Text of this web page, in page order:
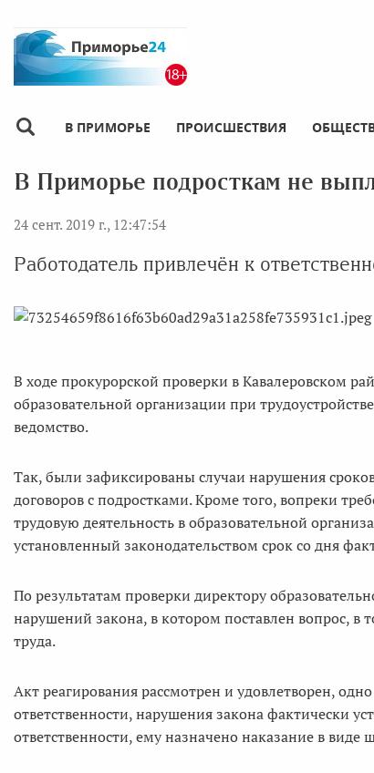
В ПРИМОРЬЕ ПРОИСШЕСТВИЯ
В Приморье подросткам не
24 сент. 2019 г., 12:47:54
Работодатель привлечён к
В ходе прокурорской проверки в Кавалеровском
образовательной организации при
ведомство.
Так, были зафиксированы случаи нарушения
договоров с подростками. Кроме того, вопреки
трудовую деятельность в образовательной
установленный законодательством срок со дня
По результатам проверки директору
нарушений закона, в котором поставлен вопрос,
труда.
Акт реагирования рассмотрен и удовлетворен,
ответственности, нарушения закона фактически
ответственности, ему назначено наказание в